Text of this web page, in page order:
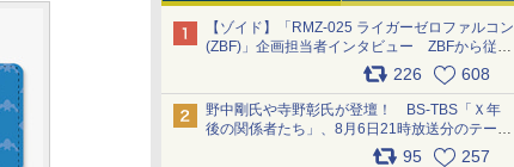
【ゾイド】「RMZ-025 ライガーゼロファルコン
(ZBF)」企画担当者インタビュー ZBFから従来
デザインまで再現可能なボリューム満点のキッ
ト pic.x.com/6zOqQAQKkX
226 608
野中剛氏や寺野彰氏が登壇！ BS-TBS「Ｘ年
後の関係者たち」、8月6日21時放送分のテーマ
は「超合金」！ pic.x.com/uWyt1uyuFm
95 257